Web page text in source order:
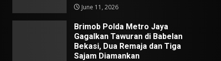
June 11, 2026
Brimob Polda Metro Jaya
Gagalkan Tawuran di Babelan
Bekasi, Dua Remaja dan Tiga
Sajam Diamankan